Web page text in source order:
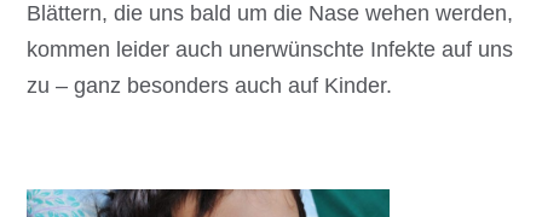
Blättern, die uns bald um die Nase wehen werden,
kommen leider auch unerwünschte Infekte auf uns
zu – ganz besonders auch auf Kinder.